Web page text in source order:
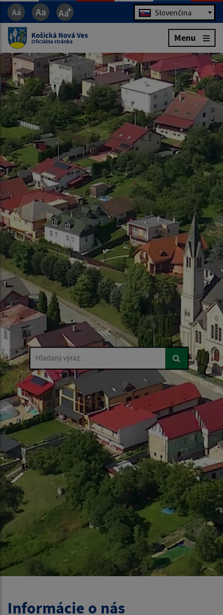
Jazyk Slovenčina
Košická Nová Ves
Oficiálna stránka Menu
Hľadaný výraz...
Informácie o nás